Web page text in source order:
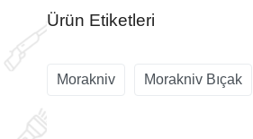
Ürün Etiketleri
Morakniv Morakniv Bıçak